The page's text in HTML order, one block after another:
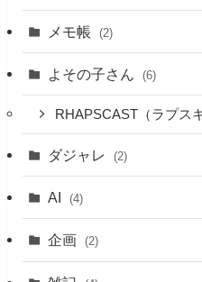
メモ帳 (2)
よその子さん (6)
RHAPSCAST（ラプス
ダジャレ (2)
AI (4)
企画 (2)